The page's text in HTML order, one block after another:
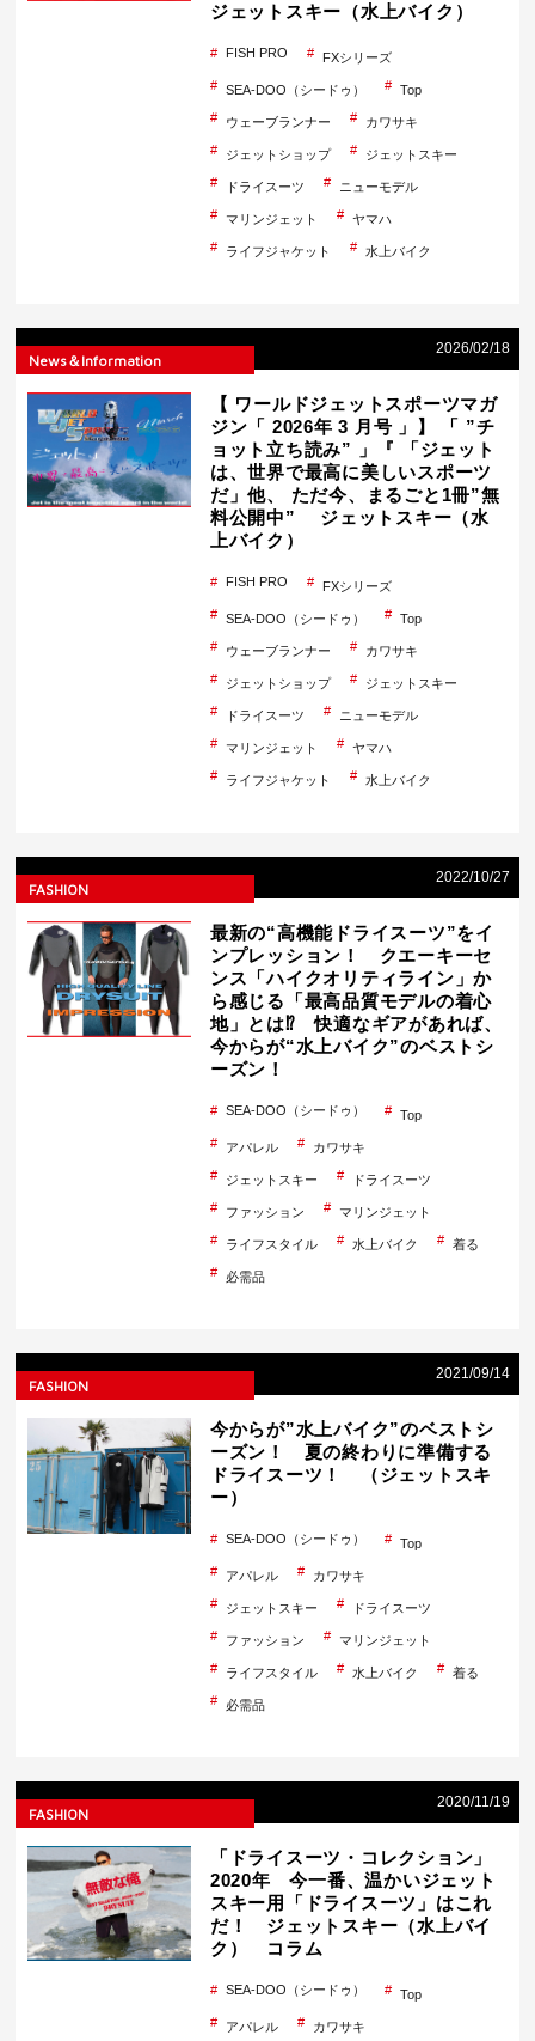
ジェットスキー（水上バイク）
FISH PRO FXシリーズ
SEA-DOO（シードゥ） Top
ウェーブランナー カワサキ
ジェットショップ ジェットスキー
ドライスーツ ニューモデル
マリンジェット ヤマハ
ライフジャケット 水上バイク
2026/02/18
News＆Information
【 ワールドジェットスポーツマガ
ジン「 2026年 3 月号 」】 「 ”チ
ョット立ち読み” 」『 「ジェット
は、世界で最高に美しいスポーツ
だ」他、 ただ今、まるごと1冊”無
料公開中” ジェットスキー（水
上バイク）
FISH PRO FXシリーズ
SEA-DOO（シードゥ） Top
ウェーブランナー カワサキ
ジェットショップ ジェットスキー
ドライスーツ ニューモデル
マリンジェット ヤマハ
ライフジャケット 水上バイク
2022/10/27
FASHION
最新の“高機能ドライスーツ”をイ
ンプレッション！ クエーキーセ
ンス「ハイクオリティライン」か
ら感じる「最高品質モデルの着心
地」とは⁉ 快適なギアがあれば、
今からが“水上バイク”のベストシ
ーズン！
SEA-DOO（シードゥ） Top
アパレル カワサキ
ジェットスキー ドライスーツ
ファッション マリンジェット
ライフスタイル 水上バイク 着る
必需品
2021/09/14
FASHION
今からが”水上バイク”のベストシ
ーズン！ 夏の終わりに準備する
ドライスーツ！ （ジェットスキ
ー）
SEA-DOO（シードゥ） Top
アパレル カワサキ
ジェットスキー ドライスーツ
ファッション マリンジェット
ライフスタイル 水上バイク 着る
必需品
2020/11/19
FASHION
「ドライスーツ・コレクション」
2020年 今一番、温かいジェット
スキー用「ドライスーツ」はこれ
だ！ ジェットスキー（水上バイ
ク） コラム
SEA-DOO（シードゥ） Top
アパレル カワサキ